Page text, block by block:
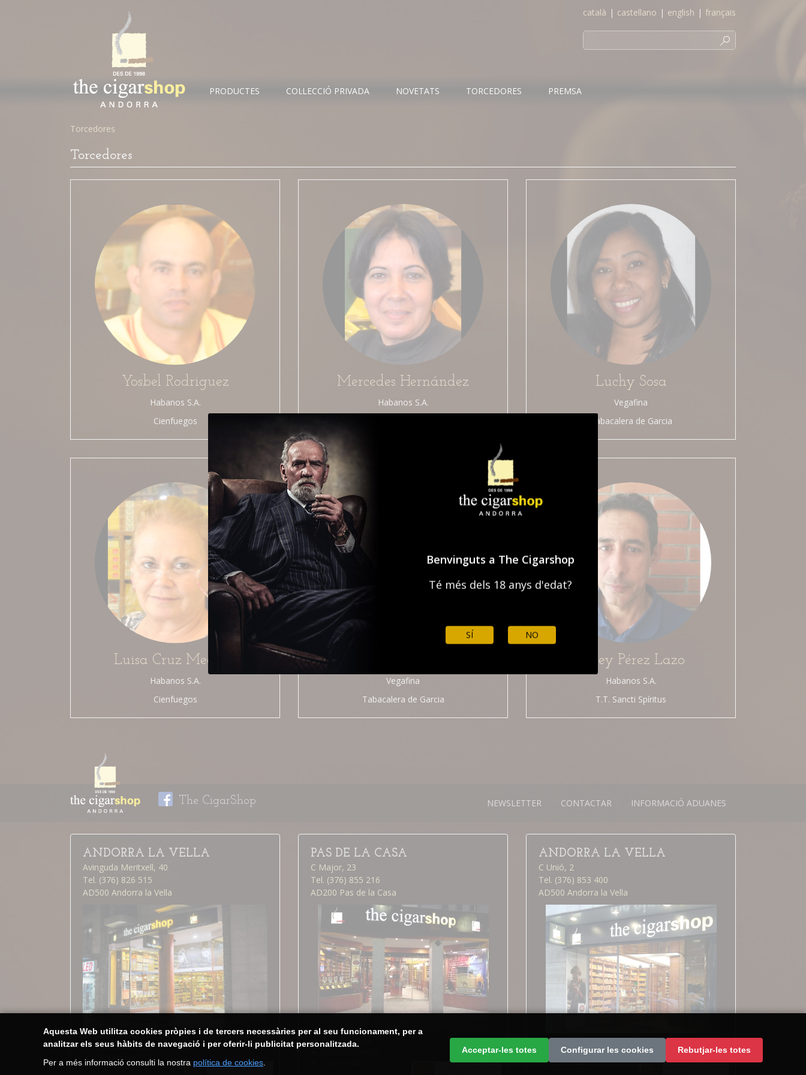
Benvinguts a The Cigarshop
Té més dels 18 anys d'edat?
SÍ NO
català | castellano | english | français
PRODUCTES COL·LECCIÓ PRIVADA NOVETATS TORCEDORES PREMSA
Torcedores
Torcedores
Yosbel Rodriguez
Habanos S.A.
Cienfuegos
Mercedes Hernández
Habanos S.A.
Luchy Sosa
Vegafina
Tabacalera de Garcia
Luisa Cruz Medina
Habanos S.A.
Cienfuegos
Vegafina
Tabacalera de Garcia
Orley Pérez Lazo
Habanos S.A.
T.T. Sancti Spíritus
The CigarShop NEWSLETTER CONTACTAR INFORMACIÓ ADUANES
ANDORRA LA VELLA
Avinguda Meritxell, 40
Tel. (376) 826 515
AD500 Andorra la Vella
Andorra la Vella
Calendari botiga
Com arribar
PAS DE LA CASA
C Major, 23
Tel. (376) 855 216
AD200 Pas de la Casa
Pas de la Casa
ANDORRA LA VELLA
C Unió, 2
Tel. (376) 853 400
AD500 Andorra la Vella
Andorra la Vella
Calendari botiga
Com arribar
Aquesta Web utilitza cookies pròpies i de tercers necessàries per al seu funcionament, per a
analitzar els seus hàbits de navegació i per oferir-li publicitat personalitzada.
Per a més informació consulti la nostra política de cookies
Acceptar-les totes Configurar les cookies Rebutjar-les totes